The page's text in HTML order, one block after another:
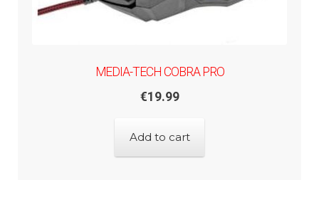
MEDIA-TECH COBRA PRO
€19.99
Add to cart